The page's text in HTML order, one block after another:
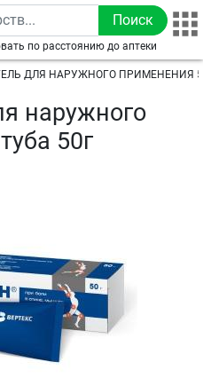
по расстоянию до аптеки
ДЛЯ НАРУЖНОГО ПРИМЕНЕНИЯ
наружного
50г